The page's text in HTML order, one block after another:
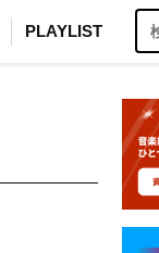
PLAYLIST
索: